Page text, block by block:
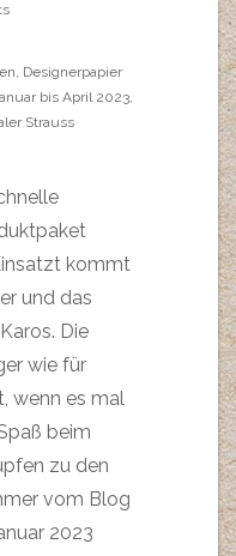
, Designerpapier
bis April 2023,
Strauss
kommt
und das
Die
wie für
wenn es mal
beim
zu den
vom Blog
2023